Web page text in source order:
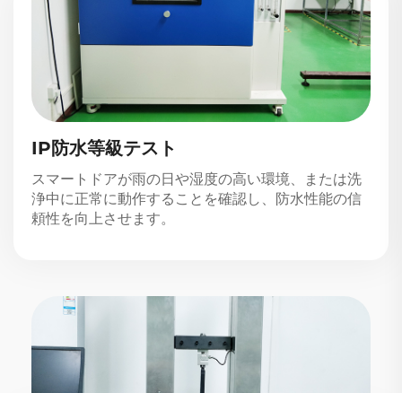
IP防水等級テスト
スマートドアが雨の日や湿度の高い環境、または洗
浄中に正常に動作することを確認し、防水性能の信
頼性を向上させます。